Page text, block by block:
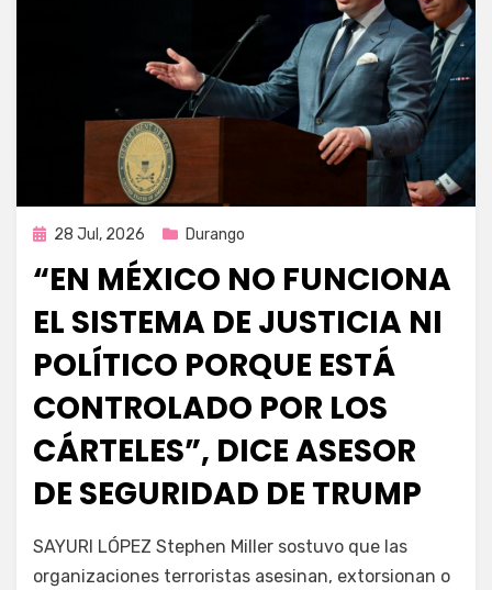
Publicada
28 Jul, 2026 Durango
“EN MÉXICO NO FUNCIONA
EL SISTEMA DE JUSTICIA NI
POLÍTICO PORQUE ESTÁ
CONTROLADO POR LOS
CÁRTELES”, DICE ASESOR
DE SEGURIDAD DE TRUMP
porFernando Miranda Servín
SAYURI LÓPEZ Stephen Miller sostuvo que las
organizaciones terroristas asesinan, extorsionan o